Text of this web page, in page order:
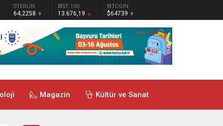
STERLİN
64,2258
BIST 100
13.676,19
BITCOIN
$64739
Magazin Kültür ve Sanat